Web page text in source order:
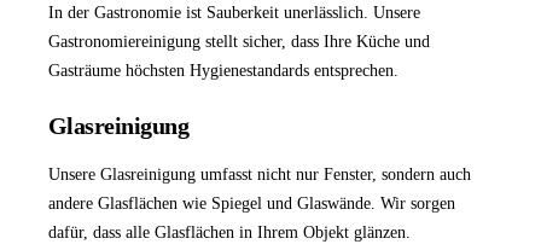
In der Gastronomie ist Sauberkeit unerlässlich. Unsere
Gastronomiereinigung stellt sicher, dass Ihre Küche und
Gasträume höchsten Hygienestandards entsprechen.
Glasreinigung
Unsere Glasreinigung umfasst nicht nur Fenster, sondern auch
andere Glasflächen wie Spiegel und Glaswände. Wir sorgen
dafür, dass alle Glasflächen in Ihrem Objekt glänzen.